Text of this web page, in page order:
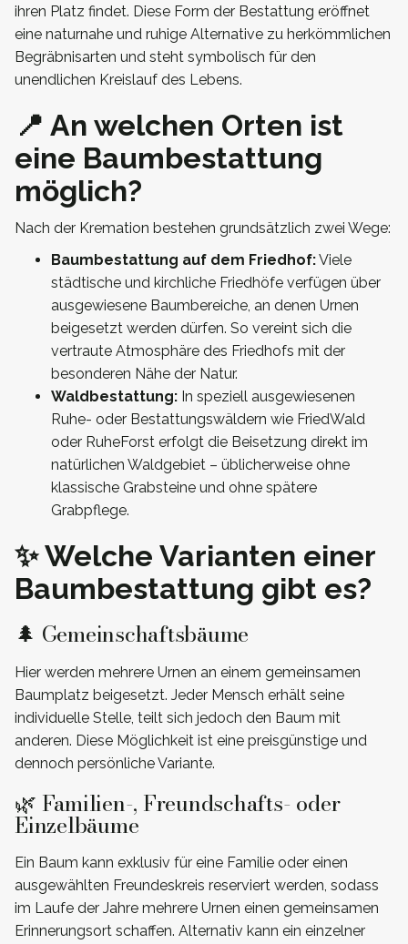
ihren Platz findet. Diese Form der Bestattung eröffnet
eine naturnahe und ruhige Alternative zu herkömmlichen
Begräbnisarten und steht symbolisch für den
unendlichen Kreislauf des Lebens.
📍 An welchen Orten ist
eine Baumbestattung
möglich?
Nach der Kremation bestehen grundsätzlich zwei Wege:
Baumbestattung auf dem Friedhof:Viele
städtische und kirchliche Friedhöfe verfügen über
ausgewiesene Baumbereiche, an denen Urnen
beigesetzt werden dürfen. So vereint sich die
vertraute Atmosphäre des Friedhofs mit der
besonderen Nähe der Natur.
Waldbestattung: In speziell ausgewiesenen
Ruhe- oder Bestattungswäldern wie FriedWald
oder RuheForst erfolgt die Beisetzung direkt im
natürlichen Waldgebiet – üblicherweise ohne
klassische Grabsteine und ohne spätere
Grabpflege.
✨ Welche Varianten einer
Baumbestattung gibt es?
🌲 Gemeinschaftsbäume
Hier werden mehrere Urnen an einem gemeinsamen
Baumplatz beigesetzt. Jeder Mensch erhält seine
individuelle Stelle, teilt sich jedoch den Baum mit
anderen. Diese Möglichkeit ist eine preisgünstige und
dennoch persönliche Variante.
🌿 Familien-, Freundschafts- oder
Einzelbäume
Ein Baum kann exklusiv für eine Familie oder einen
ausgewählten Freundeskreis reserviert werden, sodass
im Laufe der Jahre mehrere Urnen einen gemeinsamen
Erinnerungsort schaffen. Alternativ kann ein einzelner